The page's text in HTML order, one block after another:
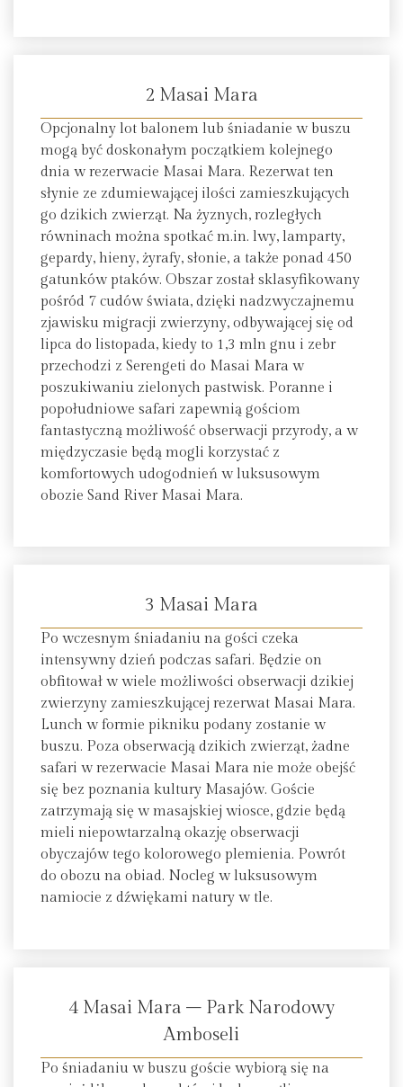
2 Masai Mara
Opcjonalny lot balonem lub śniadanie w buszu
mogą być doskonałym początkiem kolejnego
dnia w rezerwacie Masai Mara. Rezerwat ten
słynie ze zdumiewającej ilości zamieszkujących
go dzikich zwierząt. Na żyznych, rozległych
równinach można spotkać m.in. lwy, lamparty,
gepardy, hieny, żyrafy, słonie, a także ponad 450
gatunków ptaków. Obszar został sklasyfikowany
pośród 7 cudów świata, dzięki nadzwyczajnemu
zjawisku migracji zwierzyny, odbywającej się od
lipca do listopada, kiedy to 1,3 mln gnu i zebr
przechodzi z Serengeti do Masai Mara w
poszukiwaniu zielonych pastwisk. Poranne i
popołudniowe safari zapewnią gościom
fantastyczną możliwość obserwacji przyrody, a w
międzyczasie będą mogli korzystać z
komfortowych udogodnień w luksusowym
obozie Sand River Masai Mara.
3 Masai Mara
Po wczesnym śniadaniu na gości czeka
intensywny dzień podczas safari. Będzie on
obfitował w wiele możliwości obserwacji dzikiej
zwierzyny zamieszkującej rezerwat Masai Mara.
Lunch w formie pikniku podany zostanie w
buszu. Poza obserwacją dzikich zwierząt, żadne
safari w rezerwacie Masai Mara nie może obejść
się bez poznania kultury Masajów. Goście
zatrzymają się w masajskiej wiosce, gdzie będą
mieli niepowtarzalną okazję obserwacji
obyczajów tego kolorowego plemienia. Powrót
do obozu na obiad. Nocleg w luksusowym
namiocie z dźwiękami natury w tle.
4 Masai Mara – Park Narodowy
Amboseli
Po śniadaniu w buszu goście wybiorą się na